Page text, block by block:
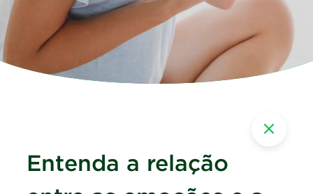
Entenda a relação